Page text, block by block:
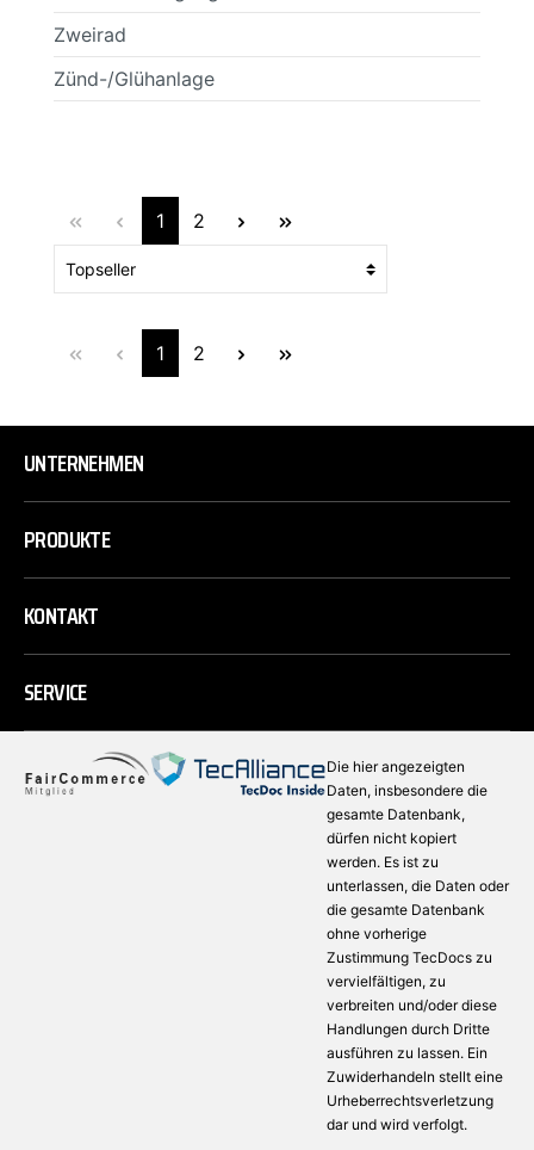
Zweirad
Zünd-/Glühanlage
1 2
1 2
UNTERNEHMEN
PRODUKTE
KONTAKT
SERVICE
Die hier angezeigten
Daten, insbesondere die
gesamte Datenbank,
dürfen nicht kopiert
werden. Es ist zu
unterlassen, die Daten oder
die gesamte Datenbank
ohne vorherige
Zustimmung TecDocs zu
vervielfältigen, zu
verbreiten und/oder diese
Handlungen durch Dritte
ausführen zu lassen. Ein
Zuwiderhandeln stellt eine
Urheberrechtsverletzung
dar und wird verfolgt.